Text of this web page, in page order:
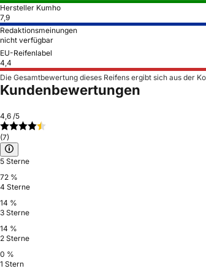
Hersteller Kumho
7,9
Redaktionsmeinungen
nicht verfügbar
EU-Reifenlabel
4,4
Die Gesamtbewertung dieses Reifens ergibt sich aus der
Kundenbewertungen
4,6 /5
(7)
5 Sterne
72 %
4 Sterne
14 %
3 Sterne
14 %
2 Sterne
0 %
1 Stern